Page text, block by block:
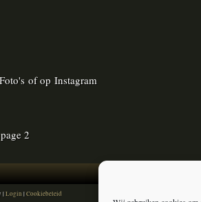
of op Instagram
2
|Login |Cookiebeleid